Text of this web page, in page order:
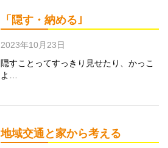
「隠す・納める｣
2023年10月23日
隠すことってすっきり見せたり、かっこ
よ…
地域交通と家から考える